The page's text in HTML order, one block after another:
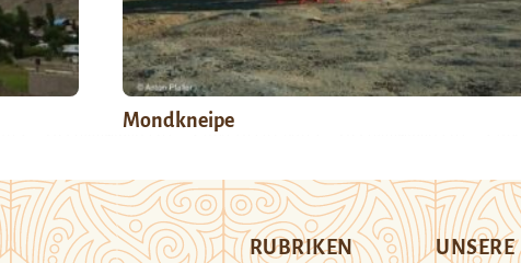
Mondkneipe
RUBRIKEN UNSERE